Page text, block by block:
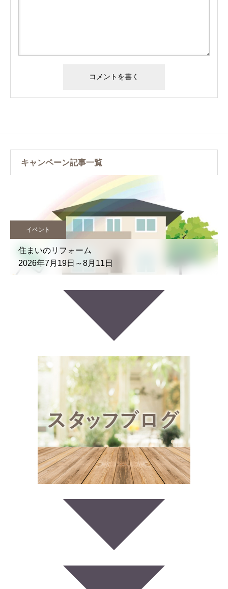
キャンペーン記事一覧
イベント
住まいのリフォーム
2026年7月19日～8月11日